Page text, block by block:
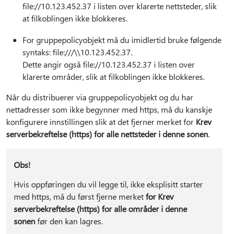
file://10.123.452.37 i listen over klarerte nettsteder, slik
at filkoblingen ikke blokkeres.
For gruppepolicyobjekt må du imidlertid bruke følgende
syntaks: file:///\\10.123.452.37.
Dette angir også file://10.123.452.37 i listen over
klarerte områder, slik at filkoblingen ikke blokkeres.
Når du distribuerer via gruppepolicyobjekt og du har
nettadresser som ikke begynner med https, må du kanskje
konfigurere innstillingen slik at det fjerner merket for Krev
serverbekreftelse (https) for alle nettsteder i denne sonen.
Obs!
Hvis oppføringen du vil legge til, ikke eksplisitt starter
med https, må du først fjerne merketfor Krev
serverbekreftelse (https) for alle områder i denne
sonenfør den kan lagres.